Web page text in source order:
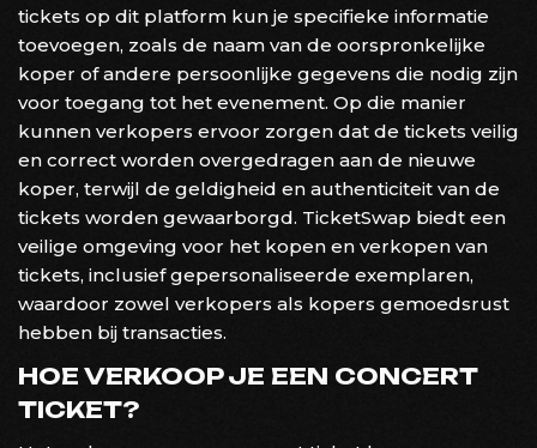
tickets op dit platform kun je specifieke informatie
toevoegen, zoals de naam van de oorspronkelijke
koper of andere persoonlijke gegevens die nodig zijn
voor toegang tot het evenement. Op die manier
kunnen verkopers ervoor zorgen dat de tickets veilig
en correct worden overgedragen aan de nieuwe
koper, terwijl de geldigheid en authenticiteit van de
tickets worden gewaarborgd. TicketSwap biedt een
veilige omgeving voor het kopen en verkopen van
tickets, inclusief gepersonaliseerde exemplaren,
waardoor zowel verkopers als kopers gemoedsrust
hebben bij transacties.
HOE VERKOOP JE EEN CONCERT
TICKET?